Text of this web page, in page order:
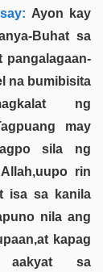
Ayon kay
Buhat sa
na bumibisita
ng
may
sila ng
rin
isa sa kanila
nila ang
kapag
aakyat sa